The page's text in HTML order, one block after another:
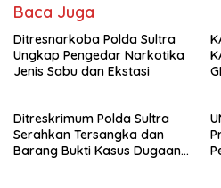
Baca Juga
Ditresnarkoba Polda Sultra
Ungkap Pengedar Narkotika
Jenis Sabu dan Ekstasi
Ditreskrimum Polda Sultra
Serahkan Tersangka dan
Barang Bukti Kasus Dugaan